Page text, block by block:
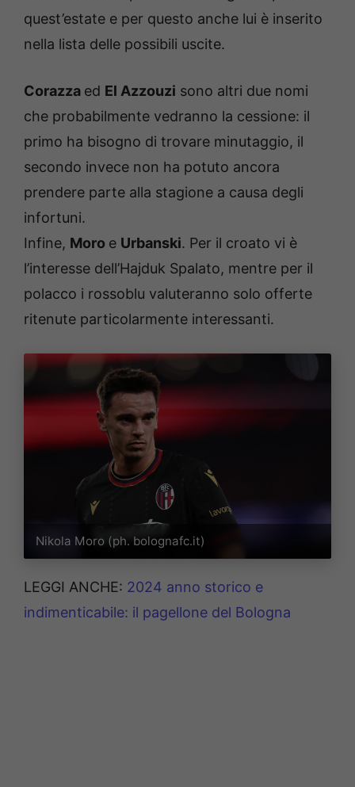
quest’estate e per questo anche lui è inserito
nella lista delle possibili uscite.
Corazza ed El Azzouzi sono altri due nomi
che probabilmente vedranno la cessione: il
primo ha bisogno di trovare minutaggio, il
secondo invece non ha potuto ancora
prendere parte alla stagione a causa degli
infortuni.
Infine, Moro e Urbanski. Per il croato vi è
l’interesse dell’Hajduk Spalato, mentre per il
polacco i rossoblu valuteranno solo offerte
ritenute particolarmente interessanti.
Nikola Moro (ph. bolognafc.it)
LEGGI ANCHE: 2024 anno storico e
indimenticabile: il pagellone del Bologna